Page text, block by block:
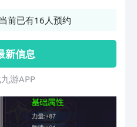
轻松获取大量材料。收集资
前已有16人预约
新信息
游 A P P